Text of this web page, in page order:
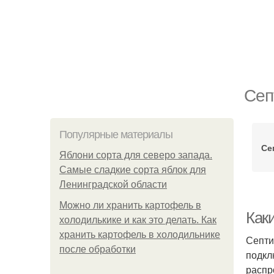
Популярные материалы
Яблони сорта для северо запада.
Самые сладкие сорта яблок для
Ленинградской области
Можно ли хранить картофель в
холодилькике и как это делать. Как
хранить картофель в холодильнике
после обработки